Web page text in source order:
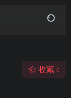
收藏 0